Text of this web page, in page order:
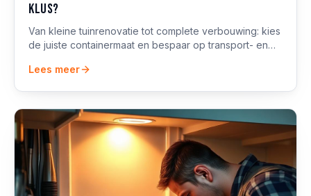
klus?
Van kleine tuinrenovatie tot complete verbouwing: kies
de juiste containermaat en bespaar op transport- en
Lees meer